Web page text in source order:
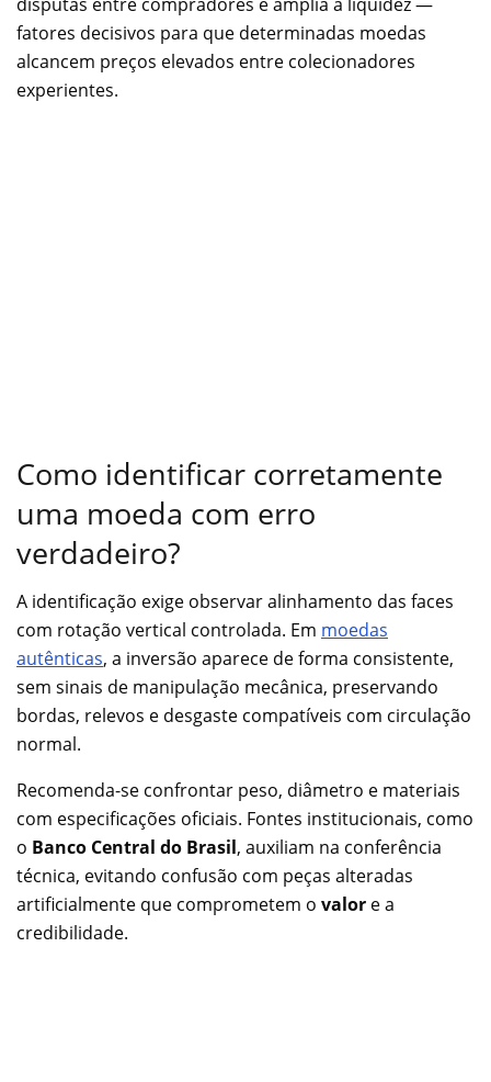
fatores decisivos para que determinadas moedas
alcancem preços elevados entre colecionadores
experientes.
Como identificar corretamente
uma moeda com erro
verdadeiro?
A identificação exige observar alinhamento das faces
com rotação vertical controlada. Em moedas
autênticas, a inversão aparece de forma consistente,
sem sinais de manipulação mecânica, preservando
bordas, relevos e desgaste compatíveis com circulação
normal.
Recomenda-se confrontar peso, diâmetro e materiais
com especificações oficiais. Fontes institucionais, como
o Banco Central do Brasil, auxiliam na conferência
técnica, evitando confusão com peças alteradas
artificialmente que comprometem o valor e a
credibilidade.